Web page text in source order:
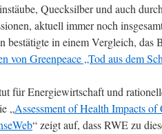
Quecksilber und auch
aktuell immer noch
bestätigte in einem Vergleich, das
von Greenpeace „Tod aus dem
für Energiewirtschaft und
„Assessment of Health Impacts
“ zeigt auf, dass RWE zu